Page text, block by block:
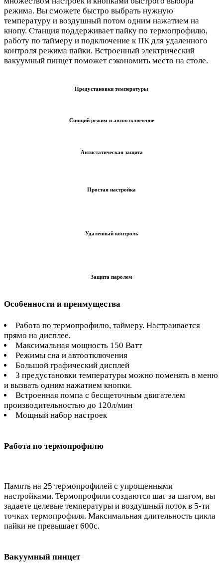
режима. Вы сможете быстро выбрать нужную
температуру и воздушный потом одним нажатием на
кнопу. Станция поддерживает пайку по термопрофилю,
работу по таймеру и подключение к ПК для удаленного
контроля режима пайки. Встроенный электрический
вакуумный пинцет поможет сэкономить место на столе.
Предустановки температуры
Спящий режим и автоотключение
Антистатическая защита
Простая настройка
Удаленный контроль
Защита паролем
Особенности и преимущества
Работа по термопрофилю, таймеру. Настраивается
прямо на дисплее.
Максимальная мощность 150 Ватт
Режимы сна и автоотключения
Большой графический дисплей
3 предустановки температуры можно поменять в меню
и вызвать одним нажатием кнопки.
Встроенная помпа с бесщеточным двигателем
производительностью до 120л/мин
Мощный набор настроек
Работа по термопрофилю
Память на 25 термопрофилей с упрощенными
настройками. Термопрофили создаются шаг за шагом, вы
задаете целевые температуры и воздушный поток в 5-ти
точках термопрофиля. Максимальная длительность цикла
пайки не превышает 600с.
Вакуумный пинцет